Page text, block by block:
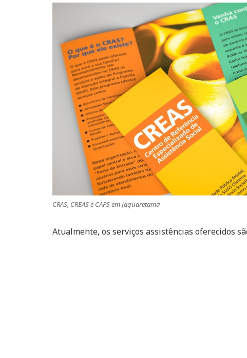
CRAS, CREAS e CAPS em Jaguaretama
Atualmente, os serviços assistências oferecidos